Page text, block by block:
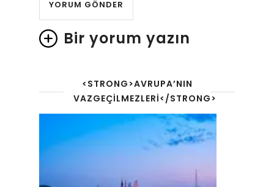
Bir yorum yazın
<STRONG>AVRUPA’NIN
VAZGEÇILMEZLERI</STRONG>